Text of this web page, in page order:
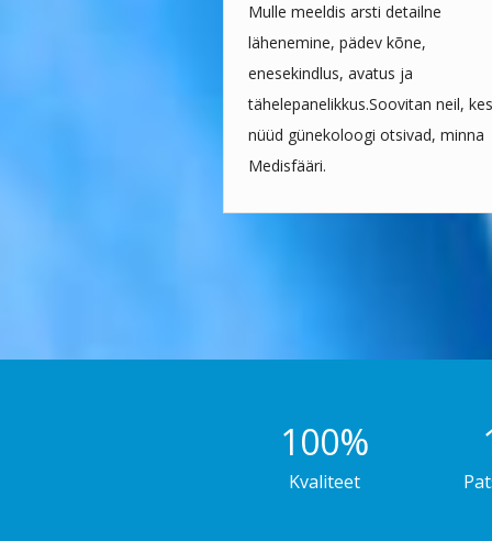
Mulle meeldis arsti detailne
lähenemine, pädev kõne,
enesekindlus, avatus ja
tähelepanelikkus.Soovitan neil, kes
nüüd günekoloogi otsivad, minna
Medisfääri.
100%
Kvaliteet